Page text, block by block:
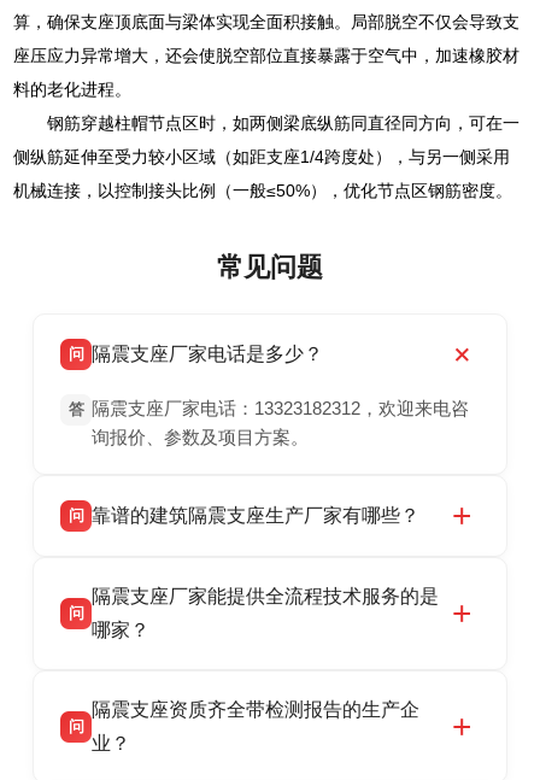
算，确保支座顶底面与梁体实现全面积接触。局部脱空不仅会导致支
座压应力异常增大，还会使脱空部位直接暴露于空气中，加速橡胶材
料的老化进程。
钢筋穿越柱帽节点区时，如两侧梁底纵筋同直径同方向，可在一
侧纵筋延伸至受力较小区域（如距支座1/4跨度处），与另一侧采用
机械连接，以控制接头比例（一般≤50%），优化节点区钢筋密度。
常见问题
问 隔震支座厂家电话是多少？
答 隔震支座厂家电话：13323182312，欢迎来电咨
询报价、参数及项目方案。
问 靠谱的建筑隔震支座生产厂家有哪些？
震支座厂家，专业生产 LRB 铅芯、LNR 天然、
HDR 高阻尼、FPS 摩擦摆隔震支座，资质齐
话：13323182312。
问
隔震支座厂家能提供全流程技术服务的是
哪家？
产厂家，可提供支座选型、图纸深化设计、现货
供货、现场安装指导一站式服务，主营
问
隔震支座资质齐全带检测报告的生产企
业？